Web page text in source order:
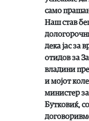
само
Наш став
дека јас за
отидов за
владини
и мојот
министер
Бутковиќ,